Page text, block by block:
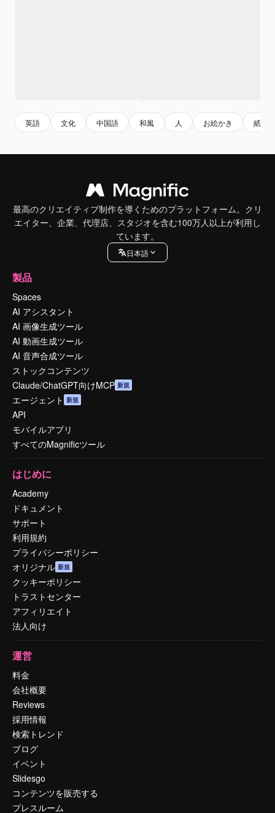
英語 文化 中国語 和風 人 お絵かき 紙
最高のクリエイティブ制作を導くためのプラットフォーム。クリ
エイター、企業、代理店、スタジオを含む100万人以上が利用し
ています。
日本語
製品
Spaces
AI アシスタント
AI 画像生成ツール
AI 動画生成ツール
AI 音声合成ツール
ストックコンテンツ
Claude/ChatGPT向けMCP 新規
エージェント 新規
API
モバイルアプリ
すべてのMagnificツール
はじめに
Academy
ドキュメント
サポート
利用規約
プライバシーポリシー
オリジナル 新規
クッキーポリシー
トラストセンター
アフィリエイト
法人向け
運営
料金
会社概要
Reviews
採用情報
検索トレンド
ブログ
イベント
Slidesgo
コンテンツを販売する
プレスルーム